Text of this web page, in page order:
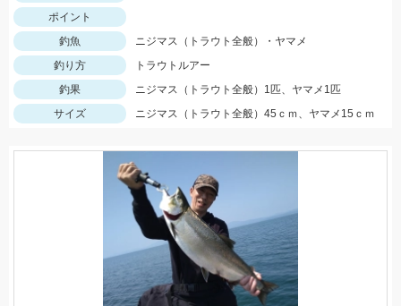
ポイント
釣魚
ニジマス（トラウト全般）・ヤマメ
釣り方
トラウトルアー
釣果
ニジマス（トラウト全般）1匹、ヤマメ1匹
サイズ
ニジマス（トラウト全般）45ｃｍ、ヤマメ15ｃｍ